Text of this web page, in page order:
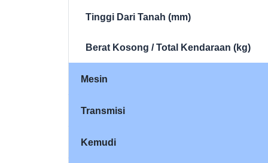
Tinggi Dari Tanah (mm)
Berat Kosong / Total Kendaraan (kg)
Mesin
Transmisi
Kemudi